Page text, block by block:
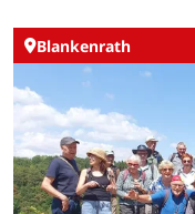
Blankenrath